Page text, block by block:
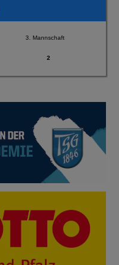
3. Mannschaft
2